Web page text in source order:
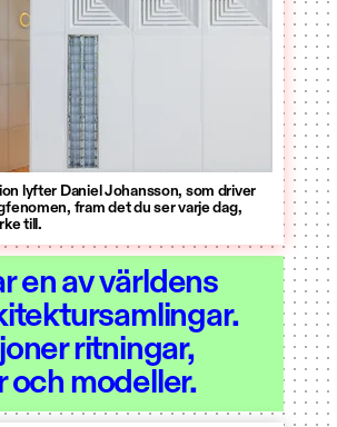
lyfter Daniel Johansson, som driver
fram det du ser varje dag,
till.
en av världens
ritningar,
och modeller.